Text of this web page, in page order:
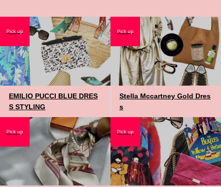
EMILIO PUCCI BLUE DRES
S STYLING
Pick up
Stella Mccartney Gold Dres
s
Pick up
Pick up Pick up